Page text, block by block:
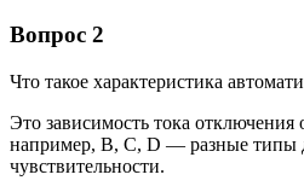
Вопрос 2
Что такое характеристика
Это зависимость тока отключения
например, B, C, D — разные типы
чувствительности.